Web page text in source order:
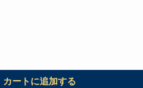
カートに追加する